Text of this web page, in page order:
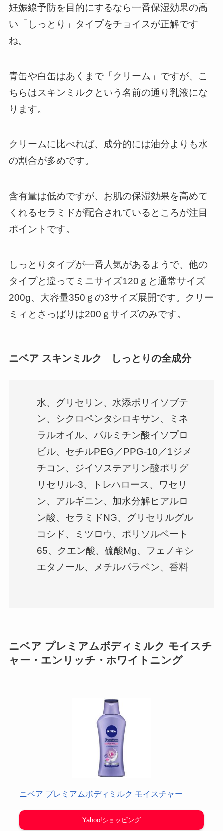
妊娠線予防を目的にするなら一番保湿効果の高
い「しっとり」タイプをチョイスが正解です
ね。
青缶や白缶はあくまで「クリーム」ですが、こ
ちらはスキンミルクという名前の通り乳液にな
ります。
クリームに比べれば、成分的には油分よりも水
の割合が多めです。
含有量は低めですが、お肌の保湿効果を高めて
くれるセラミドが配合されているところが注目
ポイントです。
しっとりタイプが一番人気があるようで、他の
タイプと違ってミニサイズ120ｇと通常サイズ
200g、大容量350ｇの3サイズ展開です。クリー
ミィとさっぱりは200ｇサイズのみです。
ニベア スキンミルク しっとりの全成分
水、グリセリン、水添ポリイソブテ
ン、シクロペンタシロキサン、ミネ
ラルオイル、パルミチン酸イソプロ
ピル、セチルPEG／PPG-10／1ジメ
チコン、ジイソステアリン酸ポリグ
リセリル-3、トレハロース、ワセリ
ン、アルギニン、加水分解ヒアルロ
ン酸、セラミドNG、グリセリルグル
コシド、ミツロウ、ポリソルベート
65、クエン酸、硫酸Mg、フェノキシ
エタノール、メチルパラベン、香料
ニベア プレミアムボディミルク モイスチ
ャー・エンリッチ・ホワイトニング
ニベア プレミアムボディミルク モイスチャー
Yahoo!ショッピング